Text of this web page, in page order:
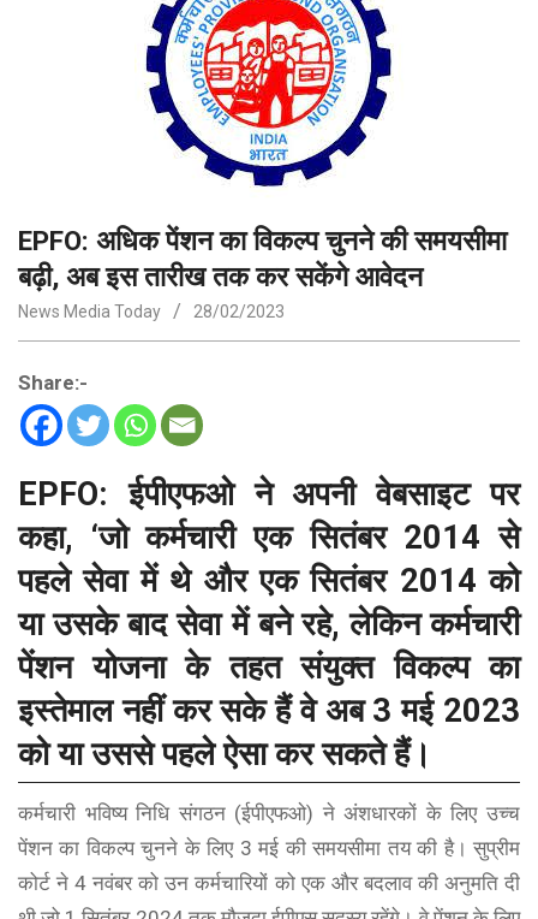
EPFO: अधिक पेंशन का विकल्प चुनने की समयसीमा
बढ़ी, अब इस तारीख तक कर सकेंगे आवेदन
News Media Today 28/02/2023
Share:-
EPFO: ईपीएफओ ने अपनी वेबसाइट पर
कहा, ‘जो कर्मचारी एक सितंबर 2014 से
पहले सेवा में थे और एक सितंबर 2014 को
या उसके बाद सेवा में बने रहे, लेकिन कर्मचारी
पेंशन योजना के तहत संयुक्त विकल्प का
इस्तेमाल नहीं कर सके हैं वे अब 3 मई 2023
को या उससे पहले ऐसा कर सकते हैं।
कर्मचारी भविष्य निधि संगठन (ईपीएफओ) ने अंशधारकों के लिए उच्च
पेंशन का विकल्प चुनने के लिए 3 मई की समयसीमा तय की है। सुप्रीम
कोर्ट ने 4 नवंबर को उन कर्मचारियों को एक और बदलाव की अनुमति दी